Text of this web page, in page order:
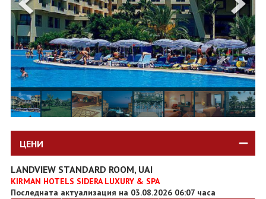
ПОСЛЕДВАЙТЕ НИ
ЦЕНИ
LANDVIEW STANDARD ROOM, UAI
KIRMAN HOTELS SIDERA LUXURY & SPA
Последната актуализация на 03.08.2026 06:07 часа